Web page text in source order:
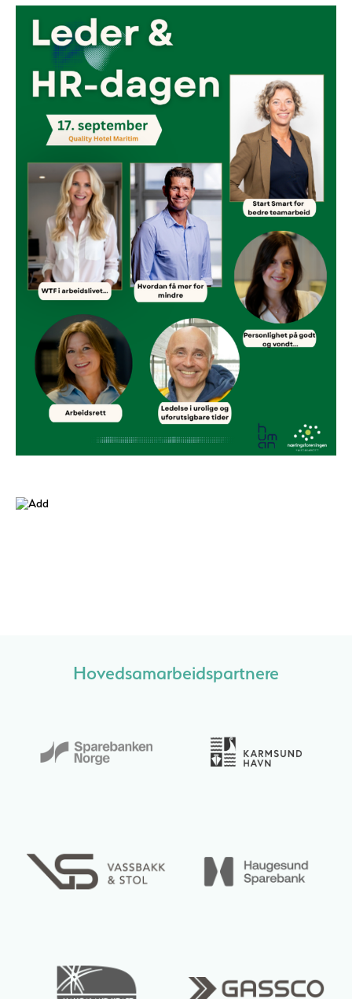
Hovedsamarbeidspartnere